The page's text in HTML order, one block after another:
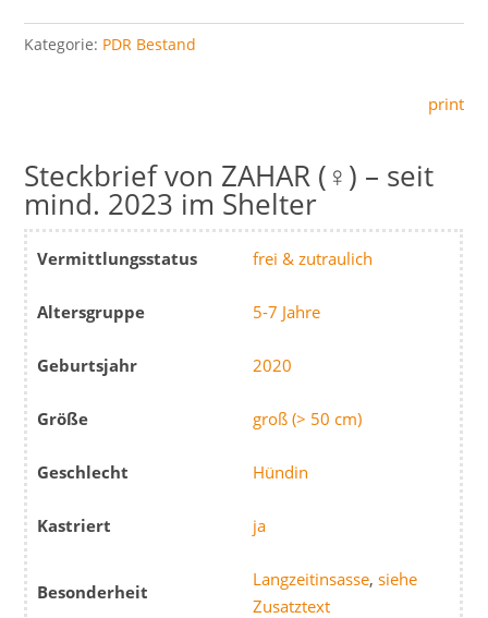
Kategorie: PDR Bestand
print
ZAHAR (♀) – seit
mind. 2023 im Shelter
Vermittlungsstatus frei & zutraulich
Altersgruppe 5-7 Jahre
Geburtsjahr 2020
Größe groß (> 50 cm)
Geschlecht Hündin
Kastriert ja
Besonderheit
Langzeitinsasse,siehe
Zusatztext